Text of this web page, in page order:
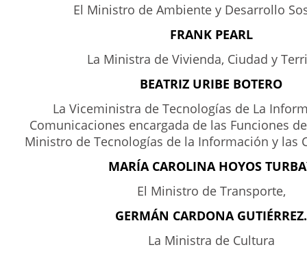
El Ministro de Ambiente y Desarrollo
FRANK PEARL
La Ministra de Vivienda, Ciudad y
BEATRIZ URIBE BOTERO
La Viceministra de Tecnologías de La
Comunicaciones encargada de las Funciones
Ministro de Tecnologías de la Información y las
MARÍA CAROLINA HOYOS
El Ministro de Transporte,
GERMÁN CARDONA GUTIÉRREZ.
La Ministra de Cultura